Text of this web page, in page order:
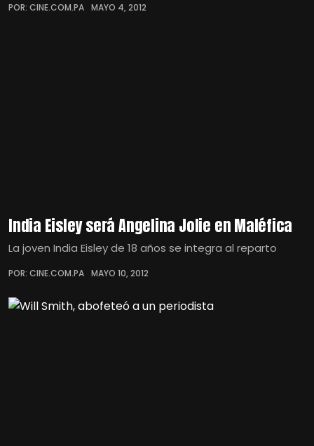
POR: CINE.COM.PA MAYO 4, 2012
India Eisley será Angelina Jolie en Maléfica
La joven India Eisley de 18 años se integra al reparto
POR: CINE.COM.PA MAYO 10, 2012